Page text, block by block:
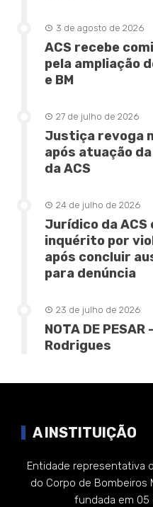
3 de agosto de 2026
ACS recebe
pela ampliação
e BM
27 de julho de 2026
Justiça revoga
após atuação
da ACS
24 de julho de 2026
Jurídico da ACS
inquérito por
após concluir
para denúncia
23 de julho de 2026
NOTA DE
Rodrigues
A INSTITUIÇÃO
Entidade representativa
do Corpo de Bombeiros
fundada em 05